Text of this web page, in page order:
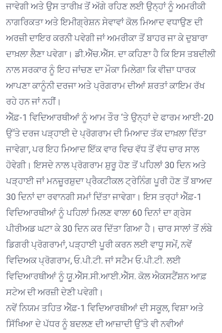
ਜਾਵੇਗੀ ਅਤੇ ਉਸ ਤਾਰੀਖ਼ ਤੋਂ ਅੱਗੇ ਰਹਿਣ ਲਈ ਉਨ੍ਹਾਂ ਨੂੰ ਅਮਰੀਕੀ
ਨਾਗਰਿਕਤਾ ਅਤੇ ਇਮੀਗ੍ਰੇਸ਼ਨ ਸੇਵਾਵਾਂ ਕੋਲ ਮਿਆਦ ਵਧਾਉਣ ਦੀ
ਅਰਜ਼ੀ ਦਾਇਰ ਕਰਨੀ ਪਵੇਗੀ ਜਾਂ ਅਮਰੀਕਾ ਤੋਂ ਬਾਹਰ ਜਾ ਕੇ ਦੁਬਾਰਾ
ਦਾਖ਼ਲਾ ਲੈਣਾ ਪਵੇਗਾ। ਡੀ.ਐੱਚ.ਐੱਸ. ਦਾ ਕਹਿਣਾ ਹੈ ਕਿ ਇਸ ਤਬਦੀਲੀ
ਨਾਲ ਸਰਕਾਰ ਨੂੰ ਇਹ ਜਾਂਚਣ ਦਾ ਮੌਕਾ ਮਿਲੇਗਾ ਕਿ ਵੀਜ਼ਾ ਧਾਰਕ
ਆਪਣਾ ਕਾਨੂੰਨੀ ਦਰਜਾ ਅਤੇ ਪ੍ਰੋਗਰਾਮ ਦੀਆਂ ਸ਼ਰਤਾਂ ਕਾਇਮ ਰੱਖ
ਰਹੇ ਹਨ ਜਾਂ ਨਹੀਂ।
ਐੱਫ਼-1 ਵਿਦਿਆਰਥੀਆਂ ਨੂੰ ਆਮ ਤੌਰ ‘ਤੇ ਉਨ੍ਹਾਂ ਦੇ ਫਾਰਮ ਆਈ-20
ਉੱਤੇ ਦਰਜ ਪੜ੍ਹਾਈ ਦੇ ਪ੍ਰੋਗਰਾਮ ਦੀ ਮਿਆਦ ਤੱਕ ਦਾਖ਼ਲਾ ਦਿੱਤਾ
ਜਾਵੇਗਾ, ਪਰ ਇਹ ਮਿਆਦ ਇੱਕ ਵਾਰ ਵਿਚ ਵੱਧ ਤੋਂ ਵੱਧ ਚਾਰ ਸਾਲ
ਹੋਵੇਗੀ। ਇਸਦੇ ਨਾਲ ਪ੍ਰੋਗਰਾਮ ਸ਼ੁਰੂ ਹੋਣ ਤੋਂ ਪਹਿਲਾਂ 30 ਦਿਨ ਅਤੇ
ਪੜ੍ਹਾਈ ਜਾਂ ਮਨਜ਼ੂਰਸ਼ੁਦਾ ਪ੍ਰੈਕਟੀਕਲ ਟ੍ਰੇਨਿੰਗ ਪੂਰੀ ਹੋਣ ਤੋਂ ਬਾਅਦ
30 ਦਿਨਾਂ ਦਾ ਰਵਾਨਗੀ ਸਮਾਂ ਦਿੱਤਾ ਜਾਵੇਗਾ। ਇਸ ਤਰ੍ਹਾਂ ਐੱਫ਼-1
ਵਿਦਿਆਰਥੀਆਂ ਨੂੰ ਪਹਿਲਾਂ ਮਿਲਣ ਵਾਲਾ 60 ਦਿਨਾਂ ਦਾ ਗ੍ਰੇਸ
ਪੀਰੀਅਡ ਘਟਾ ਕੇ 30 ਦਿਨ ਕਰ ਦਿੱਤਾ ਗਿਆ ਹੈ। ਚਾਰ ਸਾਲਾਂ ਤੋਂ ਲੰਬੇ
ਡਿਗਰੀ ਪ੍ਰੋਗਰਾਮਾਂ, ਪੜ੍ਹਾਈ ਪੂਰੀ ਕਰਨ ਲਈ ਵਾਧੂ ਸਮੇਂ, ਨਵੇਂ
ਵਿਦਿਅਕ ਪ੍ਰੋਗਰਾਮ, ਓ.ਪੀ.ਟੀ. ਜਾਂ ਸਟੈਮ ਓ.ਪੀ.ਟੀ. ਲਈ
ਵਿਦਿਆਰਥੀਆਂ ਨੂੰ ਯੂ.ਐੱਸ.ਸੀ.ਆਈ.ਐੱਸ. ਕੋਲ ਐਕਸਟੈਂਸ਼ਨ ਆਫ਼
ਸਟੇਅ ਦੀ ਅਰਜ਼ੀ ਦੇਣੀ ਪਵੇਗੀ।
ਨਵੇਂ ਨਿਯਮ ਤਹਿਤ ਐੱਫ਼-1 ਵਿਦਿਆਰਥੀਆਂ ਦੀ ਸਕੂਲ, ਵਿਸ਼ਾ ਅਤੇ
ਸਿੱਖਿਆ ਦੇ ਪੱਧਰ ਨੂੰ ਬਦਲਣ ਦੀ ਆਜ਼ਾਦੀ ਉੱਤੇ ਵੀ ਨਵੀਆਂ